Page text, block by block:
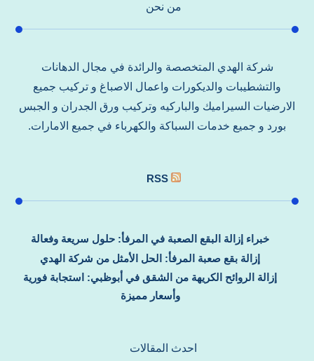
من نحن
شركة الهدي المتخصصة والرائدة في مجال الدهانات
والتشطيبات والديكورات واعمال الاصباغ و تركيب جميع
الارضيات السيراميك والباركيه وتركيب ورق الجدران و الجبس
بورد و جميع خدمات السباكة والكهرباء في جميع الامارات.
RSS
خبراء إزالة البقع الصعبة في المرفأ: حلول سريعة وفعالة
إزالة بقع صعبة المرفأ: الحل الأمثل من شركة الهدي
إزالة الروائح الكريهة من الشقق في أبوظبي: استجابة فورية
وأسعار مميزة
احدث المقالات